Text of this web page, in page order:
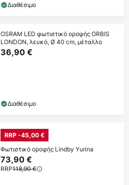
Διαθέσιμο
OSRAM LED φωτιστικό οροφής ORBIS
LONDON, λευκό, Ø 40 cm, μέταλλο
36,90 €
Διαθέσιμο
RRP -45,00 €
Φωτιστικό οροφής Lindby Yurina
73,90 €
RRP118,90 €